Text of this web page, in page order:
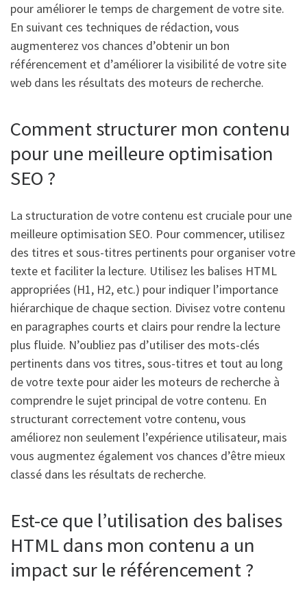
pour améliorer le temps de chargement de votre site.
En suivant ces techniques de rédaction, vous
augmenterez vos chances d’obtenir un bon
référencement et d’améliorer la visibilité de votre site
web dans les résultats des moteurs de recherche.
Comment structurer mon contenu
pour une meilleure optimisation
SEO ?
La structuration de votre contenu est cruciale pour une
meilleure optimisation SEO. Pour commencer, utilisez
des titres et sous-titres pertinents pour organiser votre
texte et faciliter la lecture. Utilisez les balises HTML
appropriées (H1, H2, etc.) pour indiquer l’importance
hiérarchique de chaque section. Divisez votre contenu
en paragraphes courts et clairs pour rendre la lecture
plus fluide. N’oubliez pas d’utiliser des mots-clés
pertinents dans vos titres, sous-titres et tout au long
de votre texte pour aider les moteurs de recherche à
comprendre le sujet principal de votre contenu. En
structurant correctement votre contenu, vous
améliorez non seulement l’expérience utilisateur, mais
vous augmentez également vos chances d’être mieux
classé dans les résultats de recherche.
Est-ce que l’utilisation des balises
HTML dans mon contenu a un
impact sur le référencement ?